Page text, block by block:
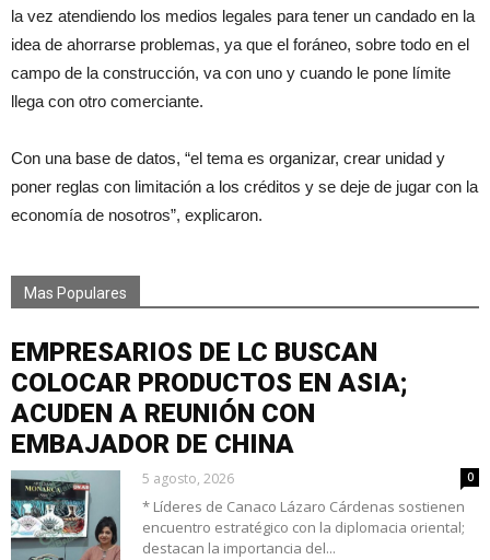
la vez atendiendo los medios legales para tener un candado en la
idea de ahorrarse problemas, ya que el foráneo, sobre todo en el
campo de la construcción, va con uno y cuando le pone límite
llega con otro comerciante.
Con una base de datos, “el tema es organizar, crear unidad y
poner reglas con limitación a los créditos y se deje de jugar con la
economía de nosotros”, explicaron.
Mas Populares
EMPRESARIOS DE LC BUSCAN
COLOCAR PRODUCTOS EN ASIA;
ACUDEN A REUNIÓN CON
EMBAJADOR DE CHINA
5 agosto, 2026 0
* Líderes de Canaco Lázaro Cárdenas sostienen
encuentro estratégico con la diplomacia oriental;
destacan la importancia del...